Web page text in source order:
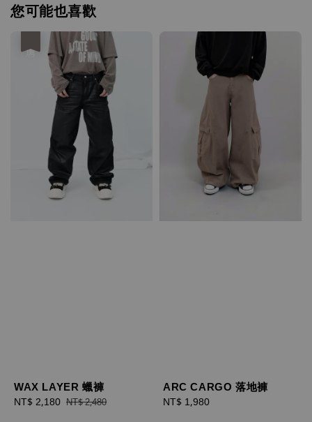
您可能也喜歡
WAX LAYER 蠟褲
Sale
NT$ 2,180 Regular
NT$ 2,480
ARC CARGO 落地褲
Regular
NT$ 1,980